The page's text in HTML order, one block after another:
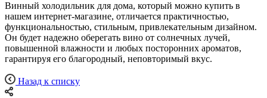
Винный холодильник для дома, который можно купить в
нашем интернет-магазине, отличается практичностью,
функциональностью, стильным, привлекательным дизайном.
Он будет надежно оберегать вино от солнечных лучей,
повышенной влажности и любых посторонних ароматов,
гарантируя его благородный, неповторимый вкус.
Назад к списку